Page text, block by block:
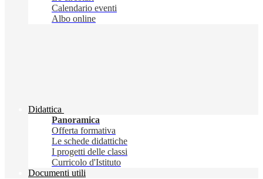
Calendario eventi
Albo online
Didattica
Panoramica
Offerta formativa
Le schede didattiche
I progetti delle classi
Curricolo d'Istituto
Documenti utili